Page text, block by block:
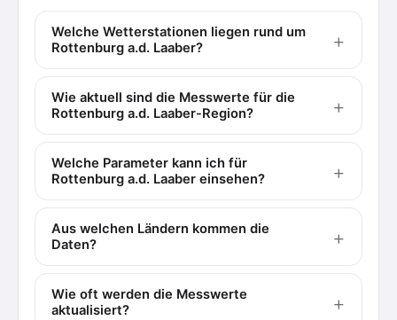
Welche Wetterstationen liegen rund um
Rottenburg a.d. Laaber?
Wie aktuell sind die Messwerte für die
Rottenburg a.d. Laaber-Region?
Welche Parameter kann ich für
Rottenburg a.d. Laaber einsehen?
Aus welchen Ländern kommen die
Daten?
Wie oft werden die Messwerte
aktualisiert?